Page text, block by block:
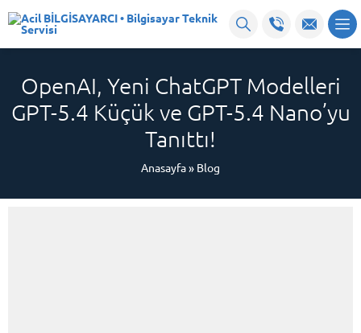
OpenAI, Yeni ChatGPT Modelleri
GPT-5.4 Küçük ve GPT-5.4 Nano’yu
Tanıttı!
Anasayfa» Blog